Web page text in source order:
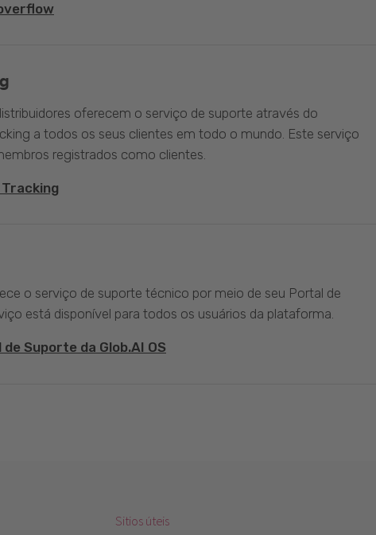
oferecem o serviço de suporte através do
a todos os seus clientes em todo o mundo. Este serviço
registrados como clientes.
o serviço de suporte técnico por meio de seu Portal de
está disponível para todos os usuários da plataforma.
Suporte da Glob.AI OS
Sitios úteis